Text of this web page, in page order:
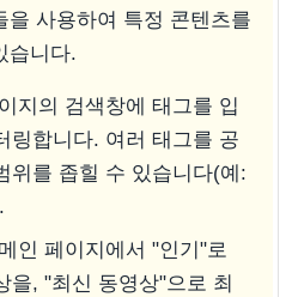
을 사용하여 특정 콘텐츠를
습니다.
지의 검색창에 태그를 입
링합니다. 여러 태그를 공
위를 좁힐 수 있습니다(예:
인 페이지에서 "인기"로
을, "최신 동영상"으로 최